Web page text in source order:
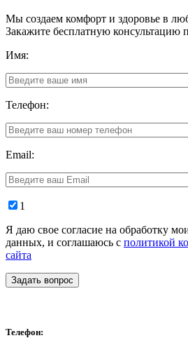
Мы создаем комфорт и здоровье в
Закажите бесплатную консультацию
Имя:
Телефон:
Email:
1
Я даю свое согласие на обработку
данных, и соглашаюсь с политикой
сайта
Задать вопрос
Телефон: